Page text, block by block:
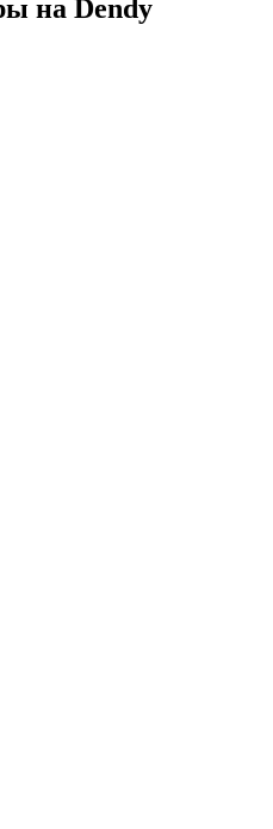
на Dendy